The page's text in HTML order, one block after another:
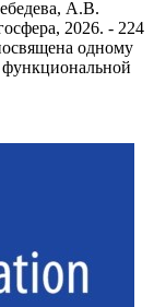
А.В.
2026. - 224
одному